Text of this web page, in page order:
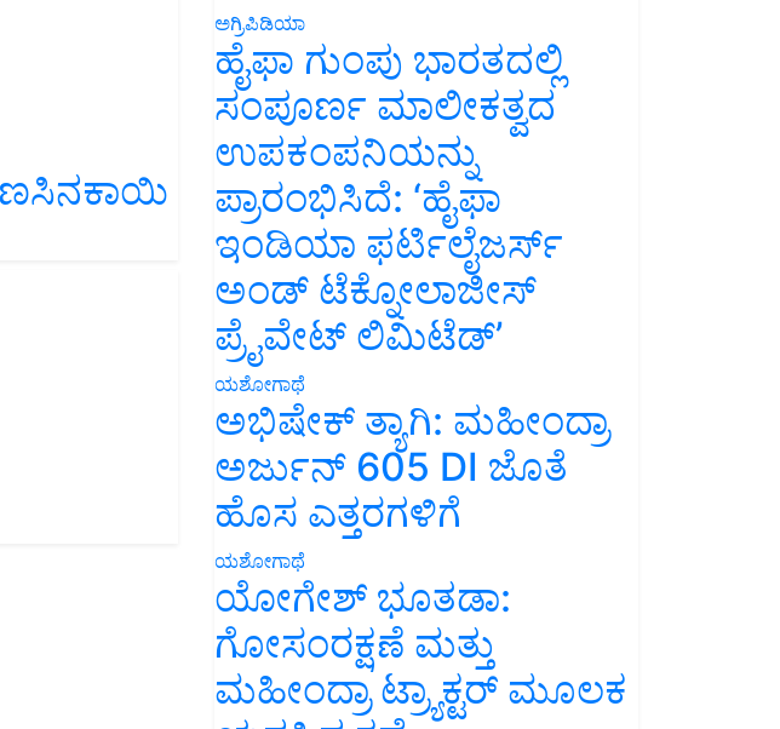
ಅಗ್ರಿಪಿಡಿಯಾ
ಹೈಫಾ ಗುಂಪು ಭಾರತದಲ್ಲಿ
ಸಂಪೂರ್ಣ ಮಾಲೀಕತ್ವದ
ಉಪಕಂಪನಿಯನ್ನು
ಪ್ರಾರಂಭಿಸಿದೆ: ‘ಹೈಫಾ
ಇಂಡಿಯಾ ಫರ್ಟಿಲೈಜರ್ಸ್
ಅಂಡ್ ಟೆಕ್ನೋಲಾಜೀಸ್
ಪ್ರೈವೇಟ್ ಲಿಮಿಟೆಡ್’
ಯಶೋಗಾಥೆ
ಅಭಿಷೇಕ್ ತ್ಯಾಗಿ: ಮಹೀಂದ್ರಾ
ಅರ್ಜುನ್ 605 DI ಜೊತೆ
ಹೊಸ ಎತ್ತರಗಳಿಗೆ
ಯಶೋಗಾಥೆ
ಯೋಗೇಶ್ ಭೂತಡಾ:
ಗೋಸಂರಕ್ಷಣೆ ಮತ್ತು
ಮಹೀಂದ್ರಾ ಟ್ರ್ಯಾಕ್ಟರ್ ಮೂಲಕ